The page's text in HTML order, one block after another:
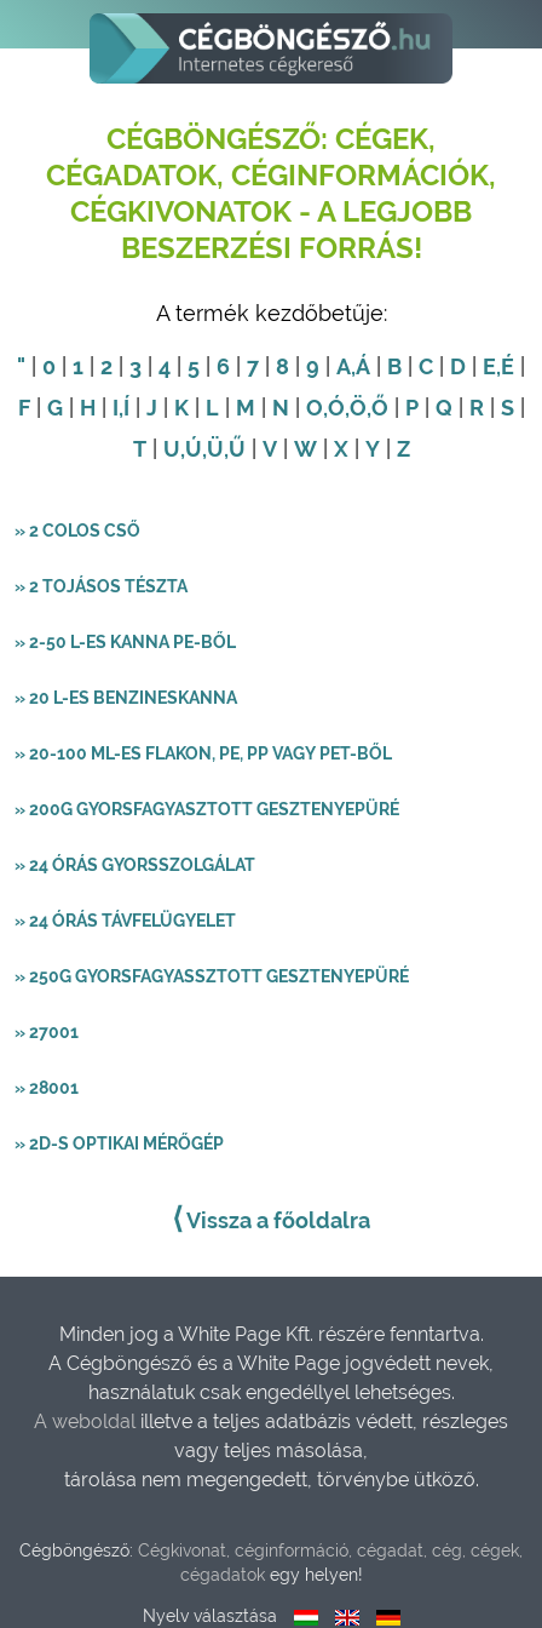
CÉGBÖNGÉSZŐ: CÉGEK,
CÉGADATOK, CÉGINFORMÁCIÓK,
CÉGKIVONATOK - A LEGJOBB
BESZERZÉSI FORRÁS!
A termék kezdőbetűje:
" 0 1 2 3 4 5 6 7 8 9 A,Á B C D E,É
F| G| H I,Í J K| L| M N O,Ó,Ö,Ő P| Q R S|
T| U,Ú,Ü,Ű V| W| X| Y| Z
» 2 COLOS CSŐ
» 2 TOJÁSOS TÉSZTA
» 2-50 L-ES KANNA PE-BŐL
» 20 L-ES BENZINESKANNA
» 20-100 ML-ES FLAKON, PE, PP VAGY PET-BŐL
» 200G GYORSFAGYASZTOTT GESZTENYEPÜRÉ
» 24 ÓRÁS GYORSSZOLGÁLAT
» 24 ÓRÁS TÁVFELÜGYELET
» 250G GYORSFAGYASSZTOTT GESZTENYEPÜRÉ
» 27001
» 28001
» 2D-S OPTIKAI MÉRŐGÉP
⟨Vissza a főoldalra
Minden jog a White Page Kft. részére fenntartva.
A Cégböngésző és a White Page jogvédett nevek,
használatuk csak engedéllyel lehetséges.
A weboldal illetve a teljes adatbázis védett, részleges
vagy teljes másolása,
tárolása nem megengedett, törvénybe ütköző.
Cégböngésző: Cégkivonat, céginformáció, cégadat, cég, cégek,
cégadatokegy helyen!
Nyelv választása